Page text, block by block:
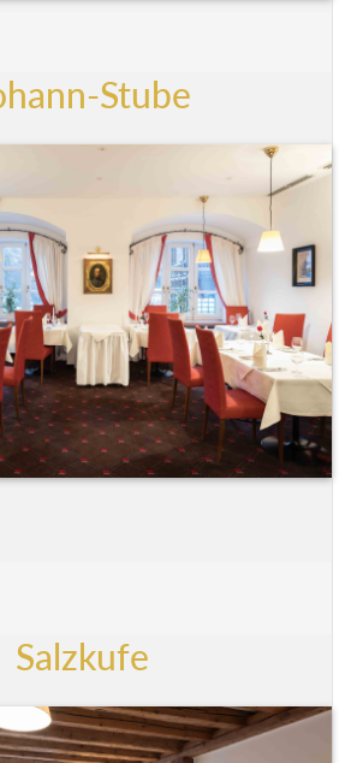
Stube
Salzkufe